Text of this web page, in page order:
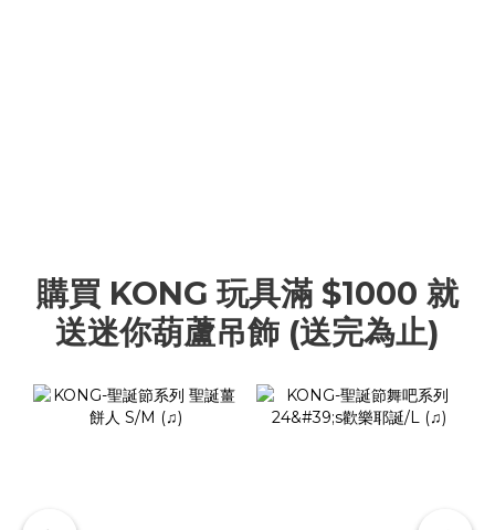
購買 KONG 玩具滿 $1000 就
送迷你葫蘆吊飾 (送完為止)